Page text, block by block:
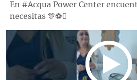
En #Acqua Power Center
necesitas 🎊⚽️